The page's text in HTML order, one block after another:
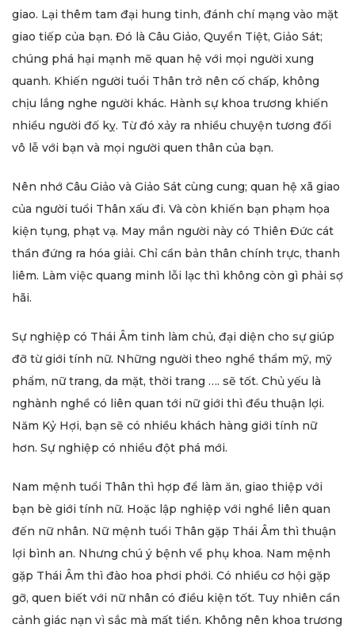
giao. Lại thêm tam đại hung tinh, đánh chí mạng vào mặt
giao tiếp của bạn. Đó là Câu Giảo, Quyển Tiệt, Giảo Sát;
chúng phá hại mạnh mẽ quan hệ với mọi người xung
quanh. Khiến người tuổi Thân trở nên cố chấp, không
chịu lắng nghe người khác. Hành sự khoa trương khiến
nhiều người đố kỵ. Từ đó xảy ra nhiều chuyện tương đối
vô lễ với bạn và mọi người quen thân của bạn.
Nên nhớ Câu Giảo và Giảo Sát cùng cung; quan hệ xã giao
của người tuổi Thân xấu đi. Và còn khiến bạn phạm họa
kiện tụng, phạt vạ. May mắn người này có Thiên Đức cát
thần đứng ra hóa giải. Chỉ cần bản thân chính trực, thanh
liêm. Làm việc quang minh lỗi lạc thì không còn gì phải sợ
hãi.
Sự nghiệp có Thái Âm tinh làm chủ, đại diện cho sự giúp
đỡ từ giới tính nữ. Những người theo nghề thẩm mỹ, mỹ
phẩm, nữ trang, da mặt, thời trang …. sẽ tốt. Chủ yếu là
nghành nghề có liên quan tới nữ giới thì đều thuận lợi.
Năm Kỷ Hợi, bạn sẽ có nhiều khách hàng giới tính nữ
hơn. Sự nghiệp có nhiều đột phá mới.
Nam mệnh tuổi Thân thì hợp để làm ăn, giao thiệp với
bạn bè giới tính nữ. Hoặc lập nghiệp với nghề liên quan
đến nữ nhân. Nữ mệnh tuổi Thân gặp Thái Âm thì thuận
lợi bình an. Nhưng chú ý bệnh về phụ khoa. Nam mệnh
gặp Thái Âm thì đào hoa phơi phới. Có nhiều cơ hội gặp
gỡ, quen biết với nữ nhân có điều kiện tốt. Tuy nhiên cần
cảnh giác nạn vì sắc mà mất tiền. Không nên khoa trương